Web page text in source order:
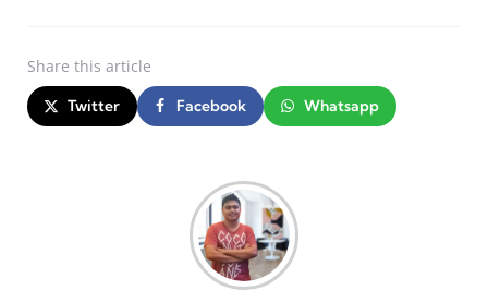
Share this article
Twitter Facebook Whatsapp